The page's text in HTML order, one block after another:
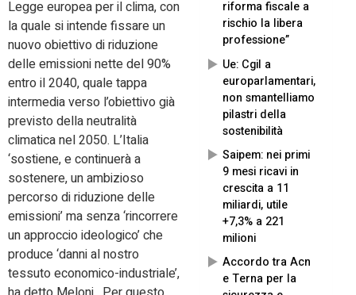
riforma fiscale a
rischio la libera
professione”
Ue: Cgil a
europarlamentari,
non smantelliamo
pilastri della
sostenibilità
Saipem: nei primi
9 mesi ricavi in
crescita a 11
miliardi, utile
+7,3% a 221
milioni
Accordo tra Acn
e Terna per la
Legge europea per il clima, con
la quale si intende fissare un
nuovo obiettivo di riduzione
delle emissioni nette del 90%
entro il 2040, quale tappa
intermedia verso l’obiettivo già
previsto della neutralità
climatica nel 2050. L’Italia
‘sostiene, e continuerà a
sostenere, un ambizioso
percorso di riduzione delle
emissioni’ ma senza ‘rincorrere
un approccio ideologico’ che
produce ‘danni al nostro
tessuto economico-industriale’,